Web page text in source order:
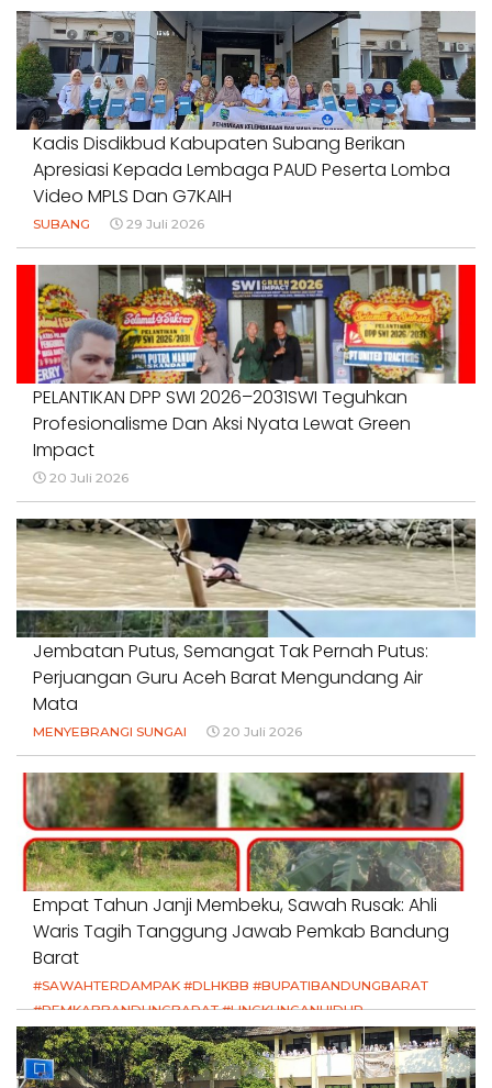
#PENDIDIKANWARTAWAN #SWINASIONAL #SWIJABAR
1 Agustus 2026
Kadis Disdikbud Kabupaten Subang Berikan
Apresiasi Kepada Lembaga PAUD Peserta Lomba
Video MPLS Dan G7KAIH
SUBANG 29 Juli 2026
PELANTIKAN DPP SWI 2026–2031SWI Teguhkan
Profesionalisme Dan Aksi Nyata Lewat Green
Impact
20 Juli 2026
Jembatan Putus, Semangat Tak Pernah Putus:
Perjuangan Guru Aceh Barat Mengundang Air
Mata
MENYEBRANGI SUNGAI 20 Juli 2026
Empat Tahun Janji Membeku, Sawah Rusak: Ahli
Waris Tagih Tanggung Jawab Pemkab Bandung
Barat
#SAWAHTERDAMPAK #DLHKBB #BUPATIBANDUNGBARAT
#PEMKABBANDUNGBARAT #LINGKUNGANHIDUP
#HAKPETANI #KEADILANUNTUKPETANI
#NORMALISASISALURAN #IRIGASIRUSAK
#DUGAANPENCEMARAN #AKUNTABILITASPEMERINTAH